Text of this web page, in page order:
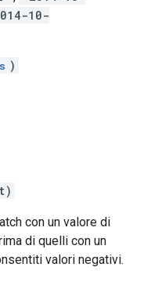
10-
)
con un valore di
di quelli con un
valori negativi.